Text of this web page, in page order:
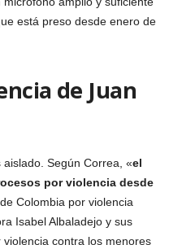
está preso desde enero de
de Juan
Según Correa, «el
por violencia desde
Colombia por violencia
Isabel Albaladejo y sus
contra los menores